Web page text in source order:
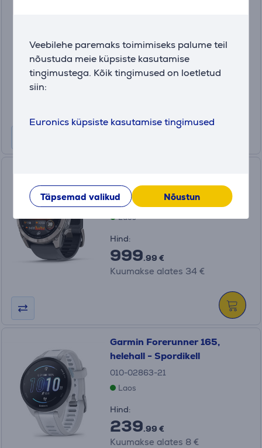
Veebilehe paremaks toimimiseks palume teil
nõustuda meie küpsiste kasutamise
tingimustega. Kõik tingimused on loetletud
siin:
Euronics küpsiste kasutamise tingimused
Täpsemad valikud Nõustun
Laos
Sõbrahind:
189
titaan, hall / must - Spordikell
010-03199-11
Laos
Hind:
999.99 €
Kuumakse alates 34 €
Garmin Forerunner 165,
helehall - Spordikell
010-02863-21
Laos
Hind:
239.99 €
Kuumakse alates 8 €